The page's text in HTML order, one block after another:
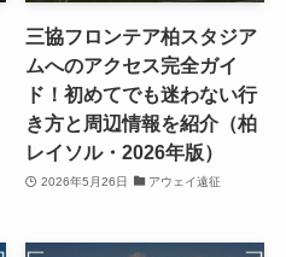
三協フロンテア柏スタジア
ムへのアクセス完全ガイ
ド！初めてでも迷わない行
き方と周辺情報を紹介（柏
レイソル・2026年版）
2026年5月26日 アウェイ遠征